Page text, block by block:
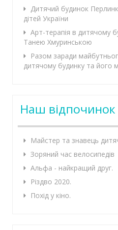
Дитячий будинок
дітей України
Арт-терапія в дитячому
Танею Хмуринською
Разом заради
дитячому будинку та його
Наш відпочинок
Майстер та знавець
Зоряний час велосипедів
Альфа - найкращий друг.
Різдво 2020.
Похід у кіно.